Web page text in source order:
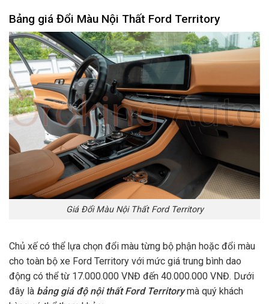
Bảng giá Đổi Màu Nội Thất Ford Territory
Giá Đổi Màu Nội Thất Ford Territory
Chủ xế có thể lựa chọn đổi màu từng bộ phận hoặc đổi màu
cho toàn bộ xe Ford Territory với mức giá trung bình dao
động có thể từ 17.000.000 VNĐ đến 40.000.000 VNĐ. Dưới
đây là bảng giá độ nội thất Ford Territorymà quý khách